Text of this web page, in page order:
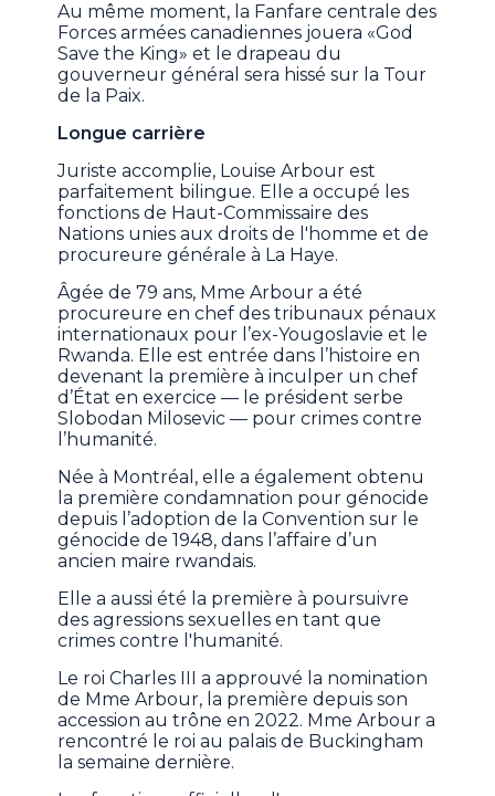
Au même moment, la Fanfare centrale des
Forces armées canadiennes jouera «God
Save the King» et le drapeau du
gouverneur général sera hissé sur la Tour
de la Paix.
Longue carrière
Juriste accomplie, Louise Arbour est
parfaitement bilingue. Elle a occupé les
fonctions de Haut-Commissaire des
Nations unies aux droits de l'homme et de
procureure générale à La Haye.
Âgée de 79 ans, Mme Arbour a été
procureure en chef des tribunaux pénaux
internationaux pour l’ex-Yougoslavie et le
Rwanda. Elle est entrée dans l’histoire en
devenant la première à inculper un chef
d’État en exercice — le président serbe
Slobodan Milosevic — pour crimes contre
l’humanité.
Née à Montréal, elle a également obtenu
la première condamnation pour génocide
depuis l’adoption de la Convention sur le
génocide de 1948, dans l’affaire d’un
ancien maire rwandais.
Elle a aussi été la première à poursuivre
des agressions sexuelles en tant que
crimes contre l'humanité.
Le roi Charles III a approuvé la nomination
de Mme Arbour, la première depuis son
accession au trône en 2022. Mme Arbour a
rencontré le roi au palais de Buckingham
la semaine dernière.